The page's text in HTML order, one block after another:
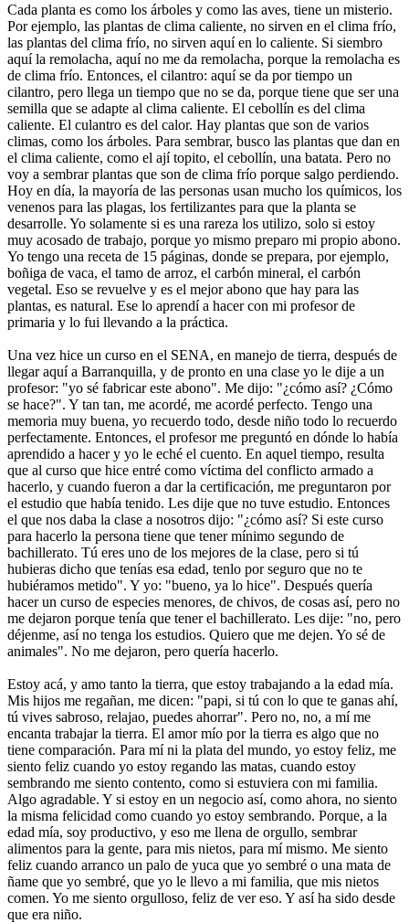
Cada planta es como los árboles y como las aves, tiene un misterio.
Por ejemplo, las plantas de clima caliente, no sirven en el clima frío,
las plantas del clima frío, no sirven aquí en lo caliente. Si siembro
aquí la remolacha, aquí no me da remolacha, porque la remolacha es
de clima frío. Entonces, el cilantro: aquí se da por tiempo un
cilantro, pero llega un tiempo que no se da, porque tiene que ser una
semilla que se adapte al clima caliente. El cebollín es del clima
caliente. El culantro es del calor. Hay plantas que son de varios
climas, como los árboles. Para sembrar, busco las plantas que dan en
el clima caliente, como el ají topito, el cebollín, una batata. Pero no
voy a sembrar plantas que son de clima frío porque salgo perdiendo.
Hoy en día, la mayoría de las personas usan mucho los químicos, los
venenos para las plagas, los fertilizantes para que la planta se
desarrolle. Yo solamente si es una rareza los utilizo, solo si estoy
muy acosado de trabajo, porque yo mismo preparo mi propio abono.
Yo tengo una receta de 15 páginas, donde se prepara, por ejemplo,
boñiga de vaca, el tamo de arroz, el carbón mineral, el carbón
vegetal. Eso se revuelve y es el mejor abono que hay para las
plantas, es natural. Ese lo aprendí a hacer con mi profesor de
primaria y lo fui llevando a la práctica.
Una vez hice un curso en el SENA, en manejo de tierra, después de
llegar aquí a Barranquilla, y de pronto en una clase yo le dije a un
profesor: "yo sé fabricar este abono". Me dijo: "¿cómo así? ¿Cómo
se hace?". Y tan tan, me acordé, me acordé perfecto. Tengo una
memoria muy buena, yo recuerdo todo, desde niño todo lo recuerdo
perfectamente. Entonces, el profesor me preguntó en dónde lo había
aprendido a hacer y yo le eché el cuento. En aquel tiempo, resulta
que al curso que hice entré como víctima del conflicto armado a
hacerlo, y cuando fueron a dar la certificación, me preguntaron por
el estudio que había tenido. Les dije que no tuve estudio. Entonces
el que nos daba la clase a nosotros dijo: "¿cómo así? Si este curso
para hacerlo la persona tiene que tener mínimo segundo de
bachillerato. Tú eres uno de los mejores de la clase, pero si tú
hubieras dicho que tenías esa edad, tenlo por seguro que no te
hubiéramos metido". Y yo: "bueno, ya lo hice". Después quería
hacer un curso de especies menores, de chivos, de cosas así, pero no
me dejaron porque tenía que tener el bachillerato. Les dije: "no, pero
déjenme, así no tenga los estudios. Quiero que me dejen. Yo sé de
animales". No me dejaron, pero quería hacerlo.
Estoy acá, y amo tanto la tierra, que estoy trabajando a la edad mía.
Mis hijos me regañan, me dicen: "papi, si tú con lo que te ganas ahí,
tú vives sabroso, relajao, puedes ahorrar". Pero no, no, a mí me
encanta trabajar la tierra. El amor mío por la tierra es algo que no
tiene comparación. Para mí ni la plata del mundo, yo estoy feliz, me
siento feliz cuando yo estoy regando las matas, cuando estoy
sembrando me siento contento, como si estuviera con mi familia.
Algo agradable. Y si estoy en un negocio así, como ahora, no siento
la misma felicidad como cuando yo estoy sembrando. Porque, a la
edad mía, soy productivo, y eso me llena de orgullo, sembrar
alimentos para la gente, para mis nietos, para mí mismo. Me siento
feliz cuando arranco un palo de yuca que yo sembré o una mata de
ñame que yo sembré, que yo le llevo a mi familia, que mis nietos
comen. Yo me siento orgulloso, feliz de ver eso. Y así ha sido desde
que era niño.